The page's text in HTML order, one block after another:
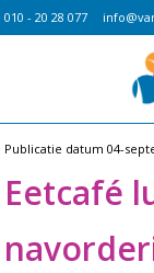
010 - 20 28 077
Publicatie datum 04-
Eetcafé